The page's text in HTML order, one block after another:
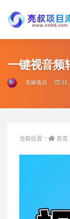
一键视音频
实操项目 11
当前位置： 首页